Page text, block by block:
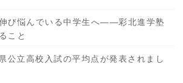
び悩んでいる中学生へ——彩北進学塾
こと
公立高校入試の平均点が発表されまし